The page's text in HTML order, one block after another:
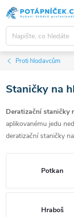
Přejít
na
obsah
Proti hlodavcům
Staničky na
Deratizační staničky
aplikovanému jedu
deratizační staničky
Potkan
Hraboš